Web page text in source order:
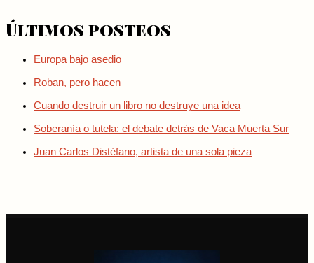
Últimos posteos
Europa bajo asedio
Roban, pero hacen
Cuando destruir un libro no destruye una idea
Soberanía o tutela: el debate detrás de Vaca Muerta Sur
Juan Carlos Distéfano, artista de una sola pieza